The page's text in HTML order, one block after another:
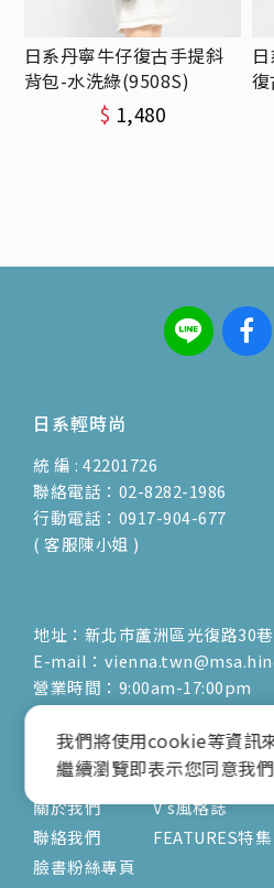
日系丹寧牛仔復古手提斜
背包-水洗綠(9508S)
$ 1,480
日系輕時尚
統 編 : 42201726
聯絡電話：02-8282-1986
行動電話：0917-904-677
( 客服陳小姐 )
地址：新北市蘆洲區光復路30
E-mail：
營業時間：9:00am-17:00pm
( 公休日詳見臉書粉專置頂文 )
關於
關於我們
聯絡我們
臉書粉絲專頁
文章
V's風格誌
FEATURES特集
我們將使用cookie等資訊
繼續瀏覽即表示您同意我